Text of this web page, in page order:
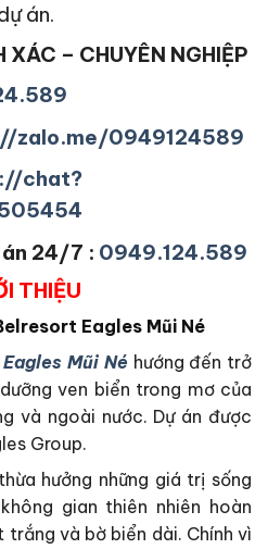
án.
XÁC – CHUYÊN NGHIỆP
zalo.me/0949124589
chat?
24/7 : 0949.124.589
THIỆU
Eagles Mũi Né
Mũi Né hướng đến trở
ven biển trong mơ của
và ngoài nước. Dự án được
Group.
hưởng những giá trị sống
gian thiên nhiên hoàn
và bờ biển dài. Chính vì